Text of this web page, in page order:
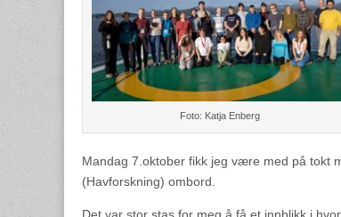
Foto: Katja Enberg
Mandag 7.oktober fikk jeg være med på tokt
(Havforskning) ombord.